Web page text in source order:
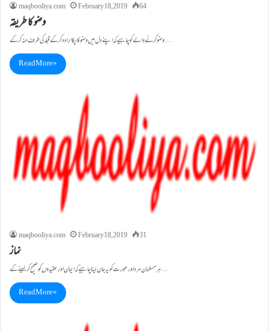
maqbooliya.com February 18, 2019 64
وضو کا طریقہ
وضو کرنے والے کو چاہیے کہ اپنے دل میں وضو کا پکا ارادہ کرکے قبلہ کی طرف منہ کرکے…
Read More »
maqbooliya.com February 18, 2019 31
نماز
ہر مسلمان مرد اور عورت کو یہ جان لینا چاہیے کہ ایمان اور عقیدوں کو صحیح کر لینے کے…
Read More »